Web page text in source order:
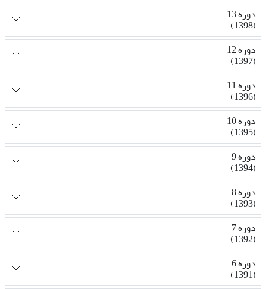
دوره 13
(1398)
دوره 12
(1397)
دوره 11
(1396)
دوره 10
(1395)
دوره 9
(1394)
دوره 8
(1393)
دوره 7
(1392)
دوره 6
(1391)